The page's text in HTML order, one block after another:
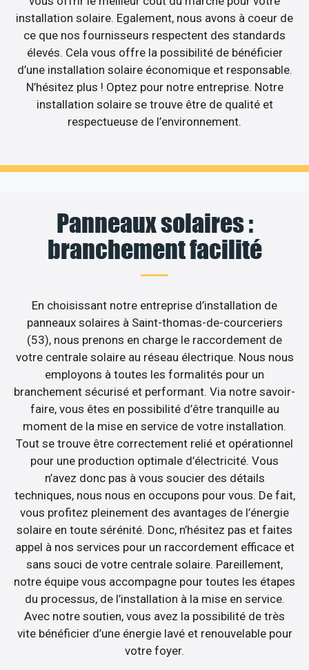
installation solaire. Egalement, nous avons à coeur de
ce que nos fournisseurs respectent des standards
élevés. Cela vous offre la possibilité de bénéficier
d’une installation solaire économique et responsable.
N’hésitez plus ! Optez pour notre entreprise. Notre
installation solaire se trouve être de qualité et
respectueuse de l’environnement.
Panneaux solaires :
branchement facilité
En choisissant notre entreprise d’installation de
panneaux solaires à Saint-thomas-de-courceriers
(53), nous prenons en charge le raccordement de
votre centrale solaire au réseau électrique. Nous nous
employons à toutes les formalités pour un
branchement sécurisé et performant. Via notre savoir-
faire, vous êtes en possibilité d’être tranquille au
moment de la mise en service de votre installation.
Tout se trouve être correctement relié et opérationnel
pour une production optimale d’électricité. Vous
n’avez donc pas à vous soucier des détails
techniques, nous nous en occupons pour vous. De fait,
vous profitez pleinement des avantages de l’énergie
solaire en toute sérénité. Donc, n’hésitez pas et faites
appel à nos services pour un raccordement efficace et
sans souci de votre centrale solaire. Pareillement,
notre équipe vous accompagne pour toutes les étapes
du processus, de l’installation à la mise en service.
Avec notre soutien, vous avez la possibilité de très
vite bénéficier d’une énergie lavé et renouvelable pour
votre foyer.